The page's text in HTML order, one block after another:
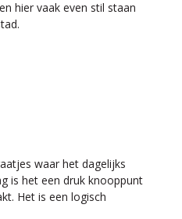
hier vaak even stil staan
waar het dagelijks
is het een druk knooppunt
Het is een logisch